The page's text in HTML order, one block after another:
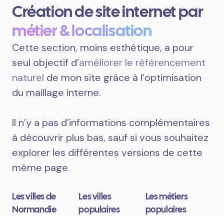
Création de site internet par
métier & localisation
Cette section, moins esthétique, a pour
seul objectif d’améliorer le référencement
naturel de mon site grâce à l’optimisation
du maillage interne.
Il n’y a pas d’informations complémentaires
à découvrir plus bas, sauf si vous souhaitez
explorer les différentes versions de cette
même page.
Les villes de
Normandie
Les villes
populaires
Les métiers
populaires